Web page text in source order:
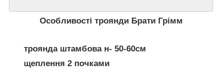
Особливості троянди Брати Грімм
троянда штамбова н- 50-60см
щеплення 2 почками